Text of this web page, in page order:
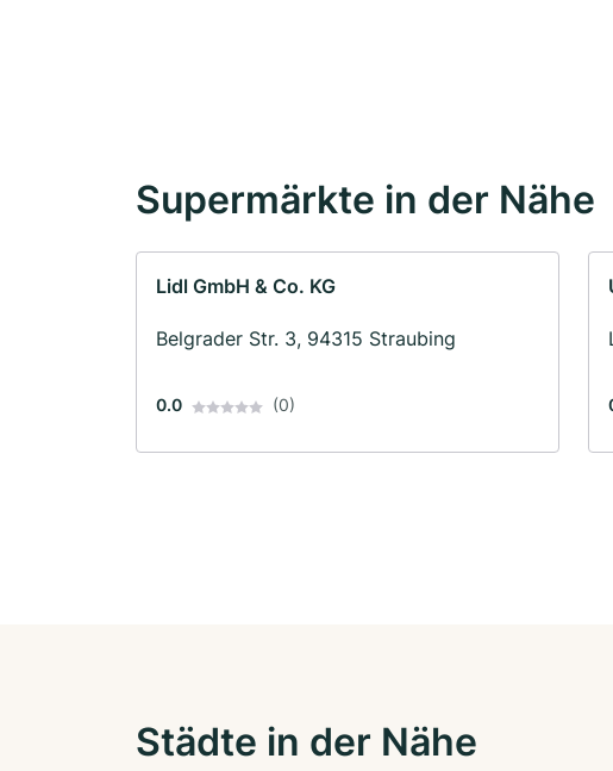
Supermärkte in der Nähe
Lidl GmbH & Co. KG
Belgrader Str. 3, 94315 Straubing
0.0 (0)
Städte in der Nähe